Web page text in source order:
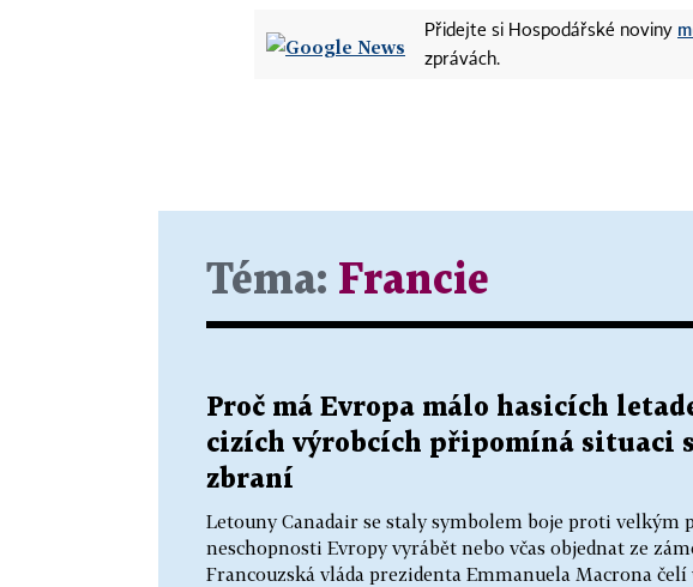
Přidejte si Hospodářské noviny
zprávách.
Téma: Francie
Proč má Evropa málo hasicích
cizích výrobcích připomíná situaci
zbraní
Letouny Canadair se staly symbolem boje proti velkým
neschopnosti Evropy vyrábět nebo včas objednat ze
Francouzská vláda prezidenta Emmanuela Macrona čelí